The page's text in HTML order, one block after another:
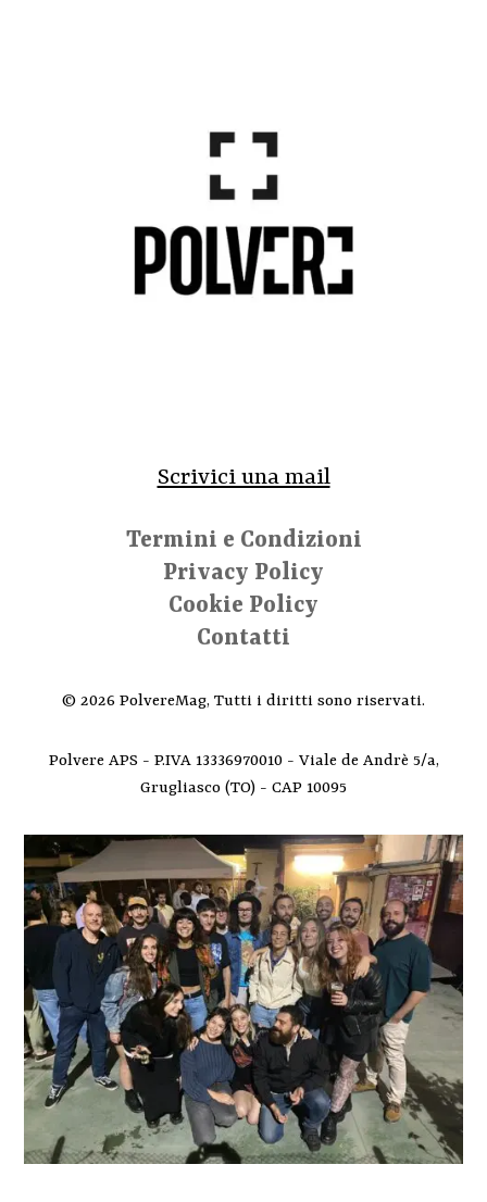
Scrivici una mail
Termini e Condizioni
Privacy Policy
Cookie Policy
Contatti
© 2026 PolvereMag, Tutti i diritti sono riservati.
Polvere APS - P.IVA 13336970010 - Viale de Andrè 5/a,
Grugliasco (TO) - CAP 10095